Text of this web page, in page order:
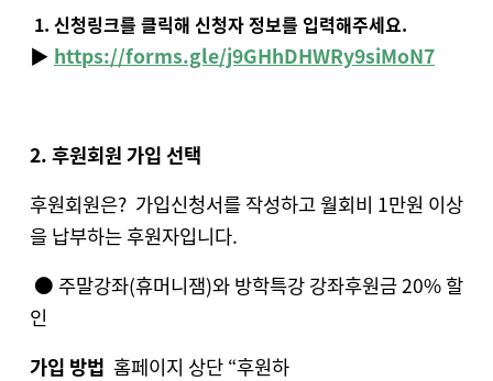
1. 신청링크를 클릭해 신청자 정보를 입력해주세요.
▶ https://forms.gle/j9GHhDHWRy9siMoN7
2. 후원회원 가입 선택
후원회원은? 가입신청서를 작성하고 월회비 1만원 이상
을 납부하는 후원자입니다.
● 주말강좌(휴머니잼)와 방학특강 강좌후원금 20% 할
인
가입 방법 홈페이지 상단 “후원하